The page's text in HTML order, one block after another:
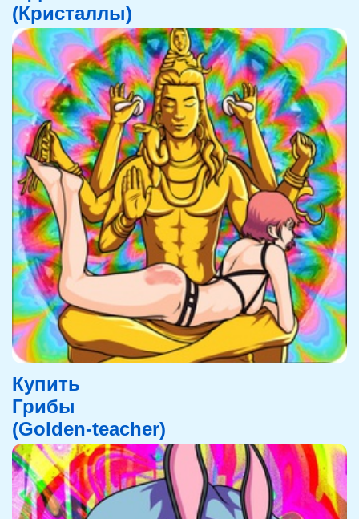
(Кристаллы)
Купить
Грибы
(Golden-teacher)